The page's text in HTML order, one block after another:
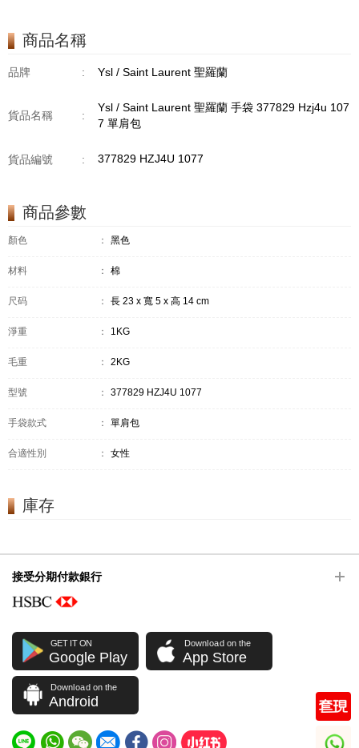
商品名稱
品牌 : Ysl / Saint Laurent 聖羅蘭
貨品名稱 :
Ysl / Saint Laurent 聖羅蘭 手袋 377829 Hzj4u 107
7 單肩包
貨品編號 : 377829 HZJ4U 1077
商品參數
顏色 ： 黑色
材料 ： 棉
尺码 ： 長 23 x 寬 5 x 高 14 cm
淨重 ： 1KG
毛重 ： 2KG
型號 ： 377829 HZJ4U 1077
手袋款式 ： 單肩包
合適性別 ： 女性
庫存
接受分期付款銀行
GET IT ON
Google Play
Download on the
App Store
Download on the
Android